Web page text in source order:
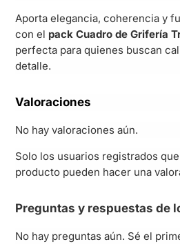
Aporta elegancia, coherencia y
con el pack Cuadro de Grifería
perfecta para quienes buscan
detalle.
Valoraciones
No hay valoraciones aún.
Solo los usuarios registrados
producto pueden hacer una
Preguntas y respuestas de
No hay preguntas aún. Sé el